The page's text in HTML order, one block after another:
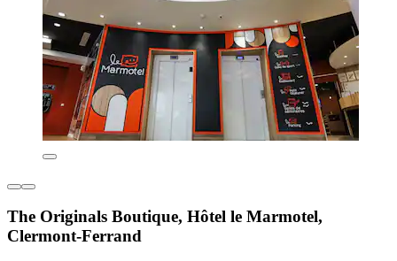
The Originals Boutique, Hôtel le Marmotel,
Clermont-Ferrand